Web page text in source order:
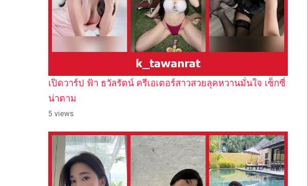
เปิดวาร์ป ฟ้า ธวัลรัตน์ ครีเอเตอร์สาวสวยลุคหวานมั่นใจ เซ็กซี่
น่าตาม
5 views